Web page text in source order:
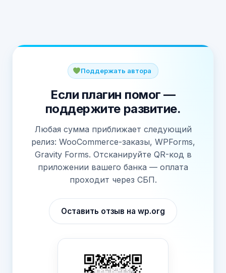
Поддержать автора
Если плагин помог —
поддержите развитие.
Любая сумма приближает следующий
релиз: WooCommerce-заказы, WPForms,
Gravity Forms. Отсканируйте QR-код в
приложении вашего банка — оплата
проходит через СБП.
Оставить отзыв на wp.org